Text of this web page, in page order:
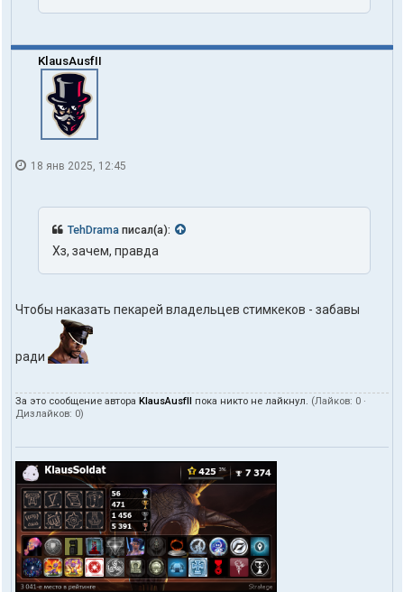
KlausAusfII
18 янв 2025, 12:45
TehDrama писал(а):
Хз, зачем, правда
Чтобы наказать пекарей владельцев стимкеков - забавы
ради
За это сообщение автора KlausAusfII пока никто не лайкнул. (Лайков: 0 ·
Дизлайков: 0)